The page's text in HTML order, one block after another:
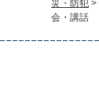
災・防犯 >
会・講話